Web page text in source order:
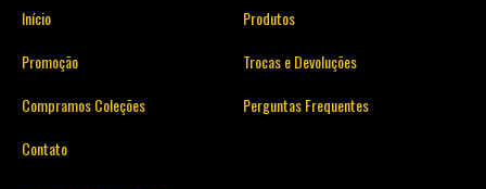
Início
Produtos
Promoção
Trocas e Devoluções
Compramos Coleções
Perguntas Frequentes
Contato